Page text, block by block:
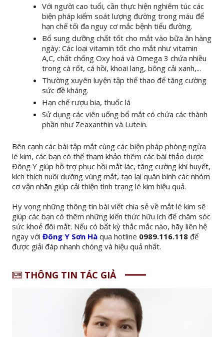
Với người cao tuổi, cần thực hiện nghiêm túc các
biện pháp kiểm soát lượng đường trong máu để
hạn chế tối đa nguy cơ mắc bệnh tiểu đường.
Bổ sung dưỡng chất tốt cho mắt vào bữa ăn hàng
ngày: Các loại vitamin tốt cho mắt như vitamin
A,C, chất chống Oxy hoá và Omega 3 chứa nhiều
trong cà rốt, cá hồi, khoai lang, bông cải xanh,...
Thường xuyên luyện tập thể thao để tăng cường
sức đề kháng.
Hạn chế rượu bia, thuốc lá
Sử dụng các viên uống bổ mắt có chứa các thành
phần như Zeaxanthin và Lutein.
Bên cạnh các bài tập mắt cùng các biện pháp phòng ngừa
lé kim, các bạn có thể tham khảo thêm các bài thảo dược
Đông Y giúp hỗ trợ phục hồi mắt lác, tăng cường khí huyết,
kích thích nuôi dưỡng vùng mắt, tạo lại quân bình các nhóm
cơ vận nhãn giúp cải thiện tình trạng lé kim hiệu quả.
Hy vọng những thông tin bài viết chia sẻ về mắt lé kim sẽ
giúp các bạn có thêm những kiến thức hữu ích để chăm sóc
sức khoẻ đôi mắt. Nếu có bất kỳ thắc mắc nào, hãy liên hệ
ngay với Đông Y Sơn Hà qua hotline 0989.116.118 để
được giải đáp nhanh chóng và hiệu quả nhất.
THÔNG TIN TÁC GIẢ